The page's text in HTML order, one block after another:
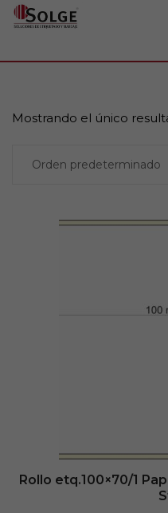
Impresoras
Etiquetas
Mostrando el único
Rollo etq.100×70/1